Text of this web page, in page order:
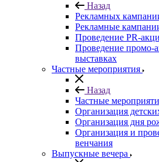
Назад
Рекламных
Рекламные
Проведение PR-
Проведение промо-
выставках
Частные мероприятия
Назад
Частные
Организация
Организация дня
Организация и
венчания
Выпускные вечера